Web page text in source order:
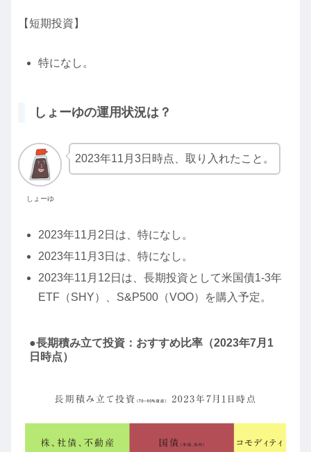
【短期投資】
特になし。
しょーゆの運用状況は？
しょーゆ
2023年11月3日時点、取り入れたこと。
2023年11月2日は、特になし。
2023年11月3日は、特になし。
2023年11月12日は、長期投資として米国債1-3年
ETF（SHY）、S&P500（VOO）を購入予定。
●長期積み立て投資：おすすめ比率（2023年7月1
日時点）